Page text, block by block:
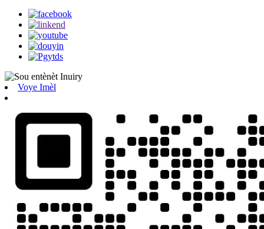
Voye Imèl